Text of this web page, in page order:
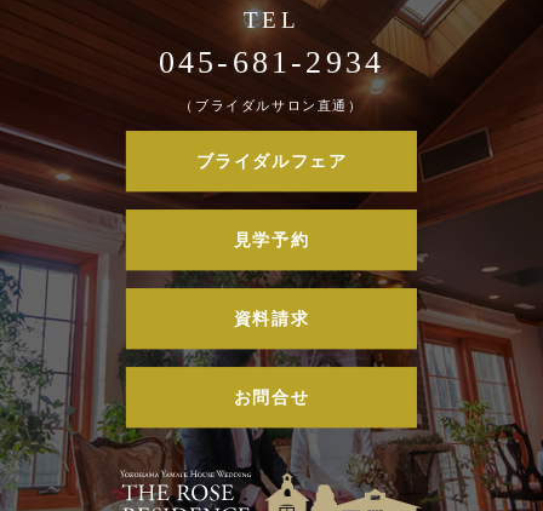
045-681-2934
（ブライダルサロン直通）
ブライダルフェア
見学予約
資料請求
お問合せ